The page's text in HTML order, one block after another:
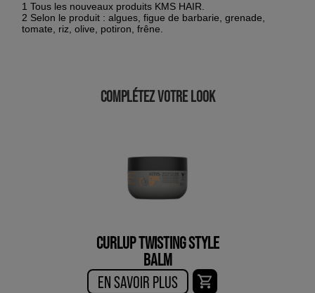
1 Tous les nouveaux produits KMS HAIR.
2 Selon le produit : algues, figue de barbarie, grenade,
tomate, riz, olive, potiron, frêne.
COMPLÉTEZ VOTRE LOOK
CURLUP TWISTING STYLE
BALM
EN SAVOIR PLUS